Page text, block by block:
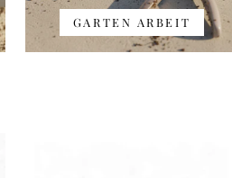
GARTEN ARBEIT